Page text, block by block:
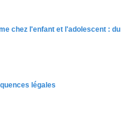
chez l'enfant et l'adolescent : du
légales